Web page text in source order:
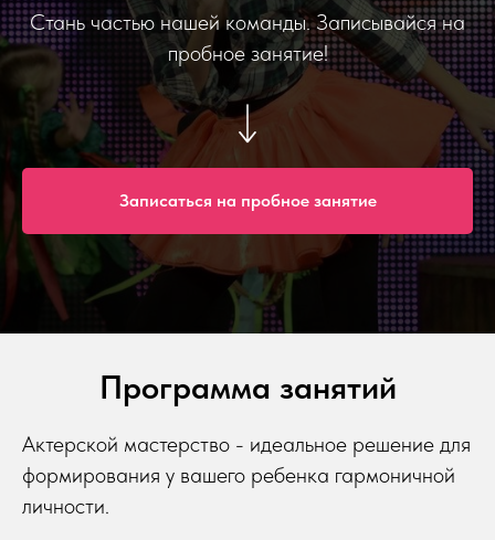
Стань частью нашей команды. Записывайся на
пробное занятие!
Записаться на пробное занятие
Программа занятий
Актерской мастерство - идеальное решение для
формирования у вашего ребенка гармоничной
личности.